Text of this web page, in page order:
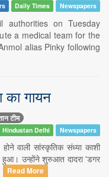
Daily Times Newspapers
on Tuesday
a medical team for the
alias Pinky following
का गायन
टीम
Hindustan Delhi Newspapers
वाली सांस्कृतिक संध्या काशी
हुआ। उन्होंने शुरुआत दादरा 'डगर
Read More